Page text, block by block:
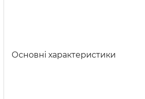
Основні характеристики